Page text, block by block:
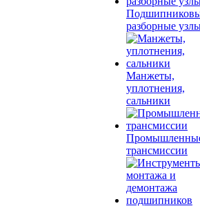
разборные
Манжеты,
уплотнения,
сальники
трансмиссии